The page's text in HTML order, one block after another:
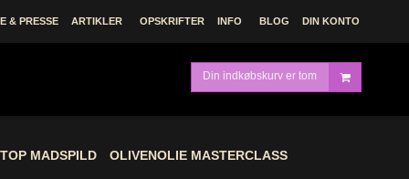
& PRESSE ARTIKLER OPSKRIFTER INFO BLOG DIN KONTO
Din indkøbskurv er tom
MADSPILD OLIVENOLIE MASTERCLASS